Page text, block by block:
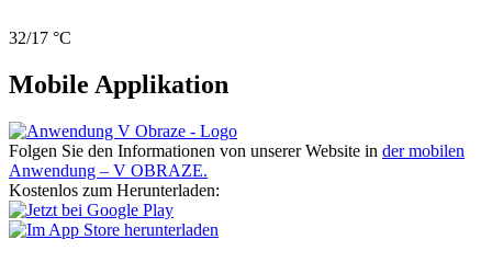
32/17 °C
Mobile Applikation
Folgen Sie den Informationen von unserer Website in der mobilen
Anwendung – V OBRAZE.
Kostenlos zum Herunterladen: